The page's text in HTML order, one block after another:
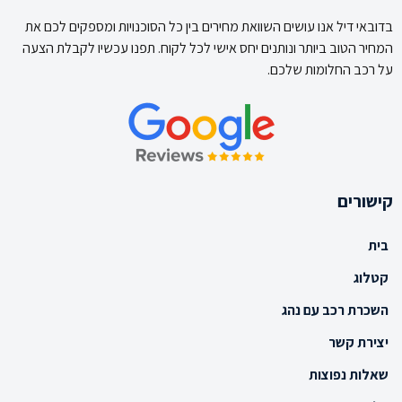
בדובאי דיל אנו עושים השוואת מחירים בין כל הסוכנויות ומספקים לכם את
המחיר הטוב ביותר ונותנים יחס אישי לכל לקוח. תפנו עכשיו לקבלת הצעה
על רכב החלומות שלכם.
קישורים
בית
קטלוג
השכרת רכב עם נהג
יצירת קשר
שאלות נפוצות